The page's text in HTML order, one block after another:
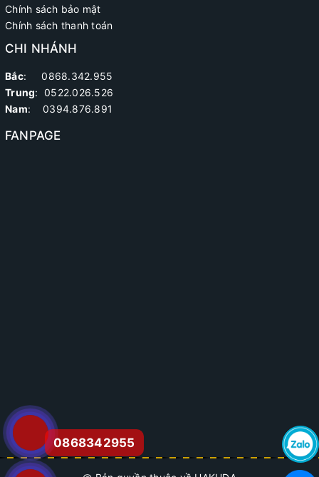
Chính sách bảo mật
Chính sách thanh toán
CHI NHÁNH
Bắc: 0868.342.955
Trung: 0522.026.526
Nam: 0394.876.891
FANPAGE
0868342955